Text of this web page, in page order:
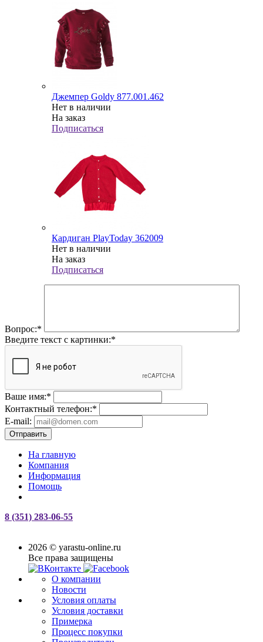
Джемпер Goldy 877.001.462
Нет в наличии
На заказ
Подписаться
Кардиган PlayToday 362009
Нет в наличии
На заказ
Подписаться
Вопрос:*
Введите текст с картинки:*
Ваше имя:*
Контактный телефон:*
E-mail:
Отправить
На главную
Компания
Информация
Помощь
8 (351) 283-06-55
2026 © yarastu-online.ru
Все права защищены
О компании
Новости
Условия оплаты
Условия доставки
Примерка
Процесс покупки